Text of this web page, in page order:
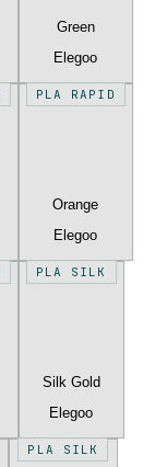
Green
Elegoo
PLA RAPID
Orange
Elegoo
PLA SILK
Silk Gold
Elegoo
PLA SILK